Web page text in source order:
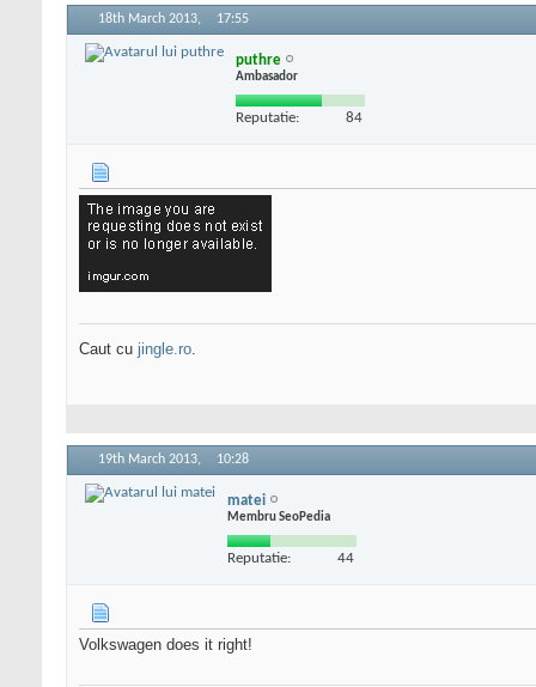
18th March 2013, 17:55
puthre
Ambasador
Reputatie: 84
Caut cu jingle.ro.
19th March 2013, 10:28
matei
Membru SeoPedia
Reputatie: 44
Volkswagen does it right!